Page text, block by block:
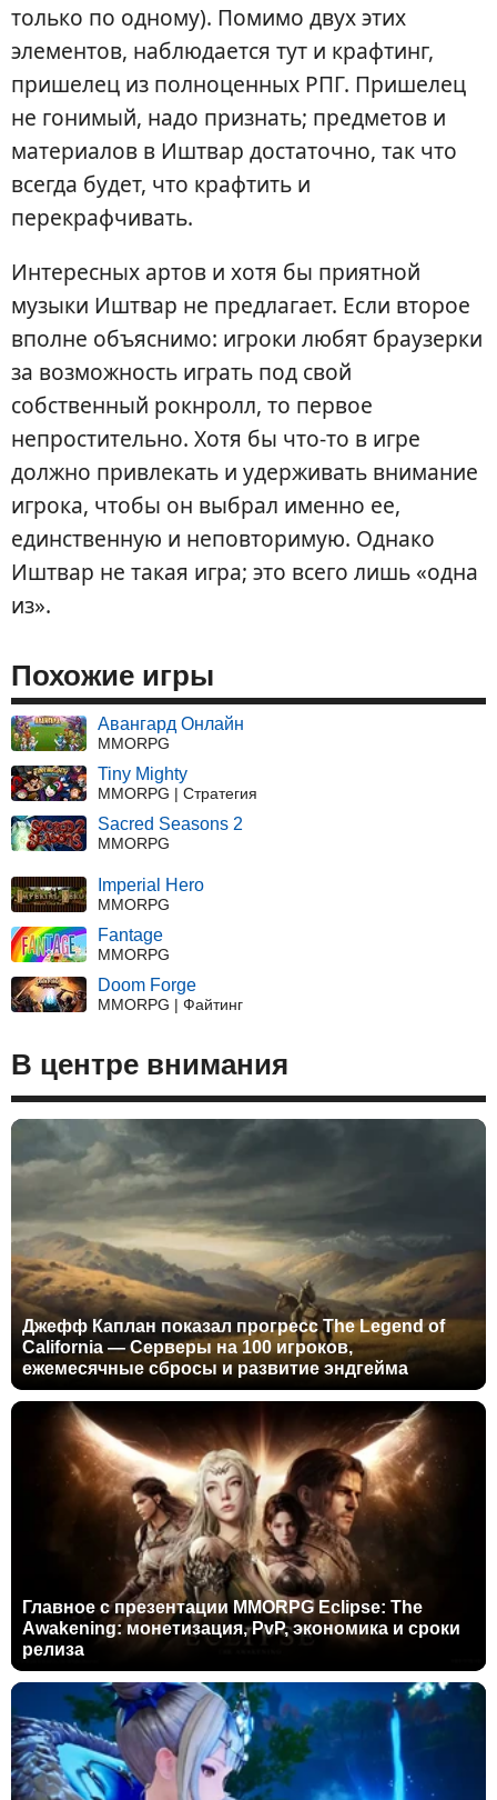
только по одному). Помимо двух этих
элементов, наблюдается тут и крафтинг,
пришелец из полноценных РПГ. Пришелец
не гонимый, надо признать; предметов и
материалов в Иштвар достаточно, так что
всегда будет, что крафтить и
перекрафчивать.
Интересных артов и хотя бы приятной
музыки Иштвар не предлагает. Если второе
вполне объяснимо: игроки любят браузерки
за возможность играть под свой
собственный рокнролл, то первое
непростительно. Хотя бы что-то в игре
должно привлекать и удерживать внимание
игрока, чтобы он выбрал именно ее,
единственную и неповторимую. Однако
Иштвар не такая игра; это всего лишь «одна
из».
Похожие игры
Авангард Онлайн
MMORPG
Tiny Mighty
MMORPG | Стратегия
Sacred Seasons 2
MMORPG
Imperial Hero
MMORPG
Fantage
MMORPG
Doom Forge
MMORPG | Файтинг
В центре внимания
Джефф Каплан показал прогресс The Legend of
California — Серверы на 100 игроков,
ежемесячные сбросы и развитие эндгейма
Главное с презентации MMORPG Eclipse: The
Awakening: монетизация, PvP, экономика и сроки
релиза